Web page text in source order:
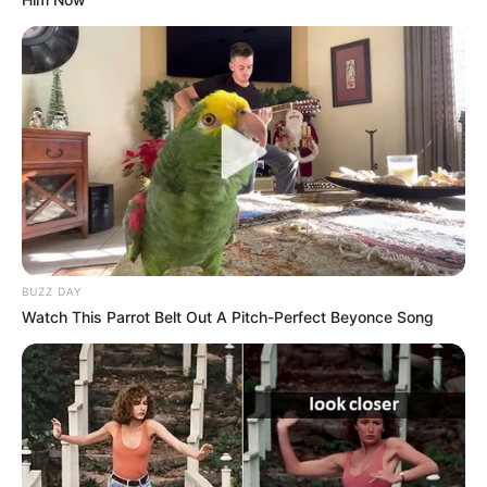
17.11.2026 19:00 Uhr: Nessi Gomes – Live Konzert
in München im
Veranstaltungsplan für München
05.12.2026 16:00 Uhr: POTT OUT - Festival 2026
im
Veranstaltungsplan für Bochum
07.12.2026 20:00 Uhr: Glenn Miller Orchestra im
Ver
anstaltungsplan für Schorndorf
08.12.2026 20:00 Uhr: Glenn Miller Orchestra imVer
anstaltungsplan für Neckarsulm
Veranstaltungshinweise gibt es außerdem im
Ticketshop fürRock und Pop von Eventim
Weiter siehe unterSilvesterveranstaltungen
Deutschlandweit Veranstaltung kostenlos
eintragen:
BUZZ DAY
Watch This Parrot Belt Out A Pitch-Perfect Beyonce Song